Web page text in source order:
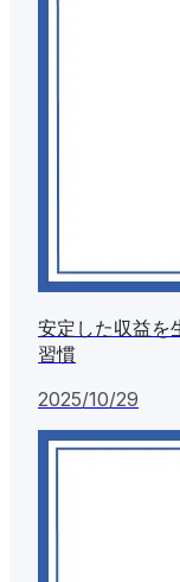
安定した収益を
習慣
2025/10/29